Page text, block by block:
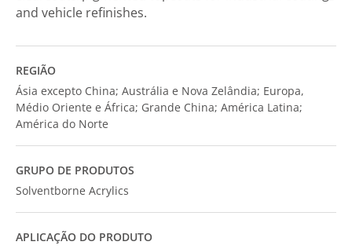
and vehicle refinishes.
REGIÃO
Ásia excepto China; Austrália e Nova Zelândia; Europa,
Médio Oriente e África; Grande China; América Latina;
América do Norte
GRUPO DE PRODUTOS
Solventborne Acrylics
APLICAÇÃO DO PRODUTO